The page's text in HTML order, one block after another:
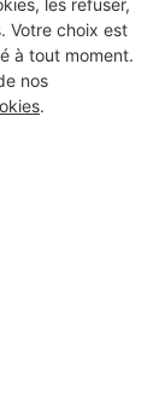
Votre choix est
à tout moment.
nos
.